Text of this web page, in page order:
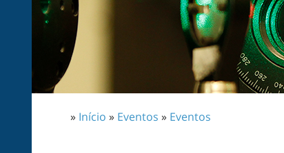
» Início » Eventos » Eventos